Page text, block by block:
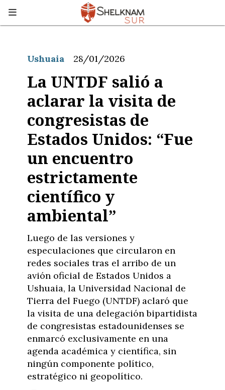
La UNTDF salió a
aclarar la visita de
congresistas de
Estados Unidos: “Fue
un encuentro
estrictamente
científico y
ambiental”
Luego de las versiones y
especulaciones que circularon en
redes sociales tras el arribo de un
avión oficial de Estados Unidos a
Ushuaia, la Universidad Nacional de
Tierra del Fuego (UNTDF) aclaró que
la visita de una delegación bipartidista
de congresistas estadounidenses se
enmarcó exclusivamente en una
agenda académica y científica, sin
ningún componente político,
estratégico ni geopolítico.
Ushuaia 28/01/2026